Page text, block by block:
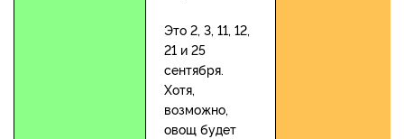
Это 2, 3, 11, 12,
21 и 25
сентября.
Хотя,
возможно,
овощ будет